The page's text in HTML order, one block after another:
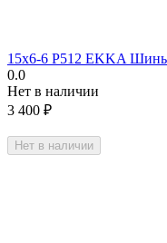
15х6-6 Р512 EKKA Шины
0.0
Нет в наличии
3 400 ₽
Нет в наличии